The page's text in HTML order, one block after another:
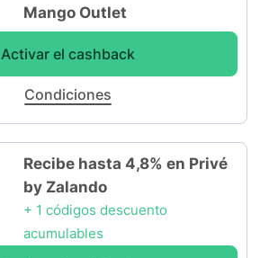
Mango Outlet
Activar el cashback
Condiciones
Recibe hasta 4,8% en Privé
by Zalando
+ 1 códigos descuento
acumulables